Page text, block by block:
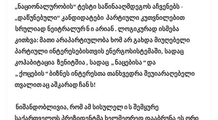
„ნაციონალურობის“ ტესტი საწინააღმდეგოს აჩვენებს -
„დაწუნებული“ კანდიდატები პარტიული კუთვნილებით
სრულიად ნეიტრალურნი არიან.ლოგიკურად ისმება
კითხვა:მათი არაპარტიულობა ხომ არ გახდა მიუღებელი
პარტიული ინტერესებისთვის ენერგოსისტემაში, სადაც
კოჰაბიტაცია ზენიტშია, სადაც „ნაცებისა“და
„ქოცების“ბიზნეს ინტერესთა თანხვედრა შეუიარაღებელი
თვალითაც აშკარადჩანს!
ნიშანდობლივია,რომ ამ სისულელის შემყურე
საქართველოს პრეზიდენტმა ხელმეორედ დააბრუნა ეს ორი